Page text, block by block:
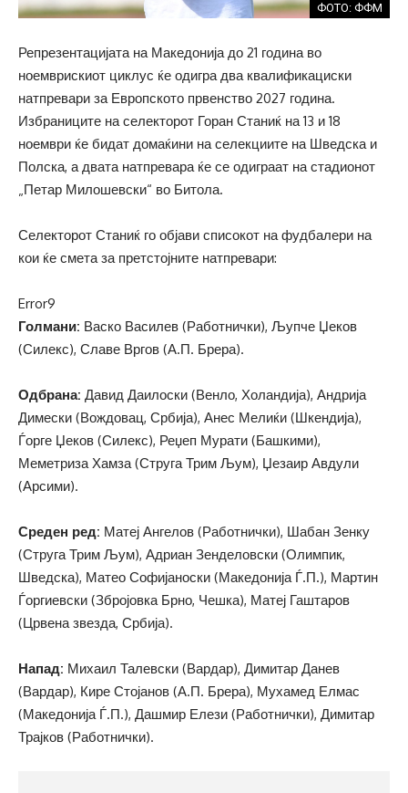
ФОТО: ФФМ
Репрезентацијата на Македонија до 21 година во
ноемврискиот циклус ќе одигра два квалификациски
натпревари за Европското првенство 2027 година.
Избраниците на селекторот Горан Станиќ на 13 и 18
ноември ќе бидат домаќини на селекциите на Шведска и
Полска, а двата натпревара ќе се одиграат на стадионот
„Петар Милошевски“ во Битола.
Селекторот Станиќ го објави списокот на фудбалери на
кои ќе смета за претстојните натпревари:
Error9
Голмани: Васко Василев (Работнички), Љупче Џеков
(Силекс), Славе Вргов (А.П. Брера).
Одбрана: Давид Даилоски (Венло, Холандија), Андрија
Димески (Вождовац, Србија), Анес Мелиќи (Шкендија),
Ѓорге Џеков (Силекс), Реџеп Мурати (Башкими),
Меметриза Хамза (Струга Трим Љум), Џезаир Авдули
(Арсими).
Среден ред: Матеј Ангелов (Работнички), Шабан Зенку
(Струга Трим Љум), Адриан Зенделовски (Олимпик,
Шведска), Матео Софијаноски (Македонија Ѓ.П.), Мартин
Ѓоргиевски (Збројовка Брно, Чешка), Матеј Гаштаров
(Црвена звезда, Србија).
Напад: Михаил Талевски (Вардар), Димитар Данев
(Вардар), Кире Стојанов (А.П. Брера), Мухамед Елмас
(Македонија Ѓ.П.), Дашмир Елези (Работнички), Димитар
Трајков (Работнички).